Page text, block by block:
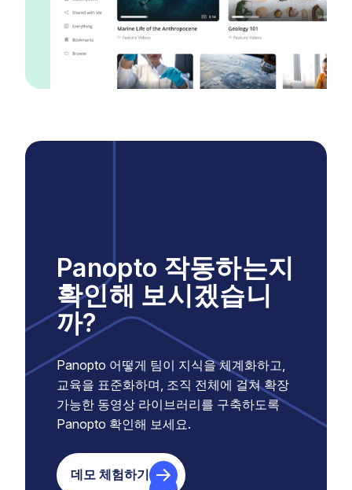
Panopto 작동하는지
확인해 보시겠습니
까?
Panopto 어떻게 팀이 지식을 체계화하고,
교육을 표준화하며, 조직 전체에 걸쳐 확장
가능한 동영상 라이브러리를 구축하도록
Panopto 확인해 보세요.
데모 체험하기